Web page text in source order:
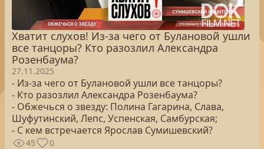
Хватит слухов! Из-за чего от Булановой ушли
все танцоры? Кто разозлил Александра
Розенбаума?
27.11.2025
- Из-за чего от Булановой ушли все танцоры?
- Кто разозлил Александра Розенбаума?
- Обжечься о звезду: Полина Гагарина, Слава,
Шуфутинский, Лепс, Успенская, Самбурская;
- С кем встречается Ярослав Сумишевский?
45 0